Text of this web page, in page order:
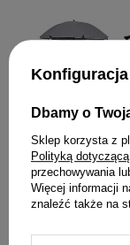
Zestaw Meble
Stół Krzesła
Parasol Na Balkon
Dbamy o
Sklep korzysta z
Polityką
przechowywania
Więcej informacji
znaleźć także na